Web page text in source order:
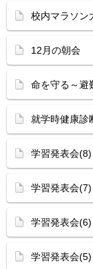
校内マラソン
12月の朝会
命を守る～避
就学時健康診
学習発表会(8)
学習発表会(7)
学習発表会(6)
学習発表会(5)